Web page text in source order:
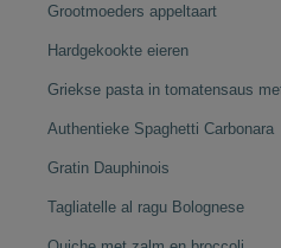
Grootmoeders appeltaart
Hardgekookte eieren
Griekse pasta in tomatensaus
Authentieke Spaghetti Carbonara
Gratin Dauphinois
Tagliatelle al ragu Bolognese